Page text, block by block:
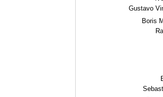
Gustavo
Boris